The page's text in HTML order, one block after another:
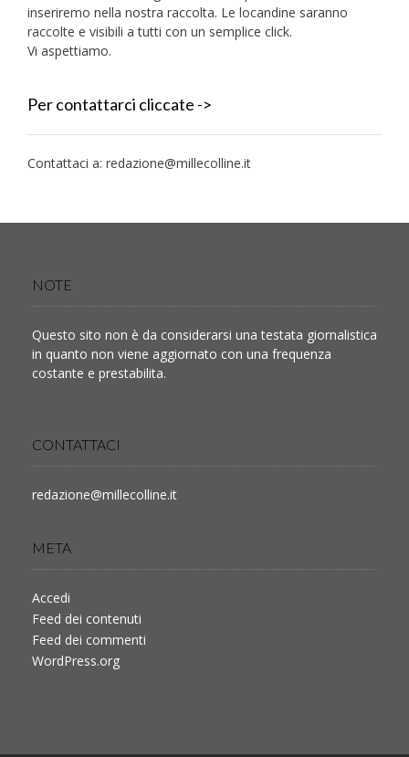
inseriremo nella nostra raccolta. Le locandine saranno
raccolte e visibili a tutti con un semplice click.
Vi aspettiamo.
Per contattarci cliccate ->
Contattaci a: redazione@millecolline.it
NOTE
Questo sito non è da considerarsi una testata giornalistica
in quanto non viene aggiornato con una frequenza
costante e prestabilita.
CONTATTACI
redazione@millecolline.it
META
Accedi
Feed dei contenuti
Feed dei commenti
WordPress.org